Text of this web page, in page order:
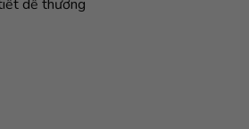
dễ thương